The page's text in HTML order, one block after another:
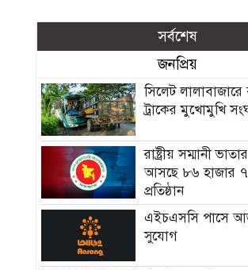
সর্বশেষ
জনপ্রিয়
সিলেট
ট্রাকের মুখোমুখি
রাষ্ট্রীয় সম্মানী
আসছে ৮৬ হাজার
প্রতিষ্ঠান
এইচএসসি পাসে
সুযোগ